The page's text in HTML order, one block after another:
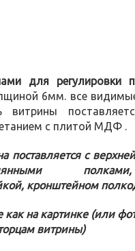
для регулировки
6мм. все
витрины
с плитой МДФ .
поставляется с
кронштейном
на картинке (или
витрины)